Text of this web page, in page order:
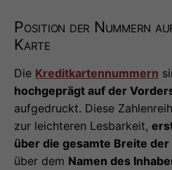
Position der Nummern
Karte
Die Kreditkartennummern
hochgeprägt auf der
aufgedruckt. Diese
zur leichteren Lesbarkeit,
über die gesamte Breite der
über dem Namen des